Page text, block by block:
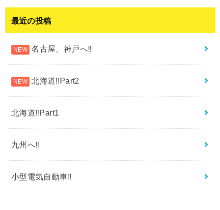
最近の投稿
名古屋、神戸へ‼︎
北海道‼︎Part2
北海道‼︎Part1
九州へ‼︎
小型電気自動車‼︎